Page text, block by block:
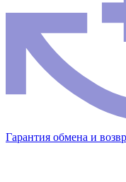
Гарантия обмена и